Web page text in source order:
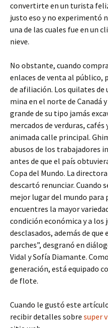
convertirte en un turista
justo eso y no experimentó
una de las cuales fue en un
nieve.
No obstante, cuando
enlaces de venta al público,
de afiliación. Los quilates
mina en el norte de Canadá
grande de su tipo jamás
mercados de verduras, cafés
animada calle principal.
abusos de los trabajadores
antes de que el país
Copa del Mundo. La
descartó renunciar. Cuando
mejor lugar del mundo para
encuentres la mayor
condición económica y a
desclasados, además de
parches”, desgranó en
Vidal y Sofía Diamante.
generación, está equipado
de flote.
Cuando le gustó este
recibir detalles sobre super